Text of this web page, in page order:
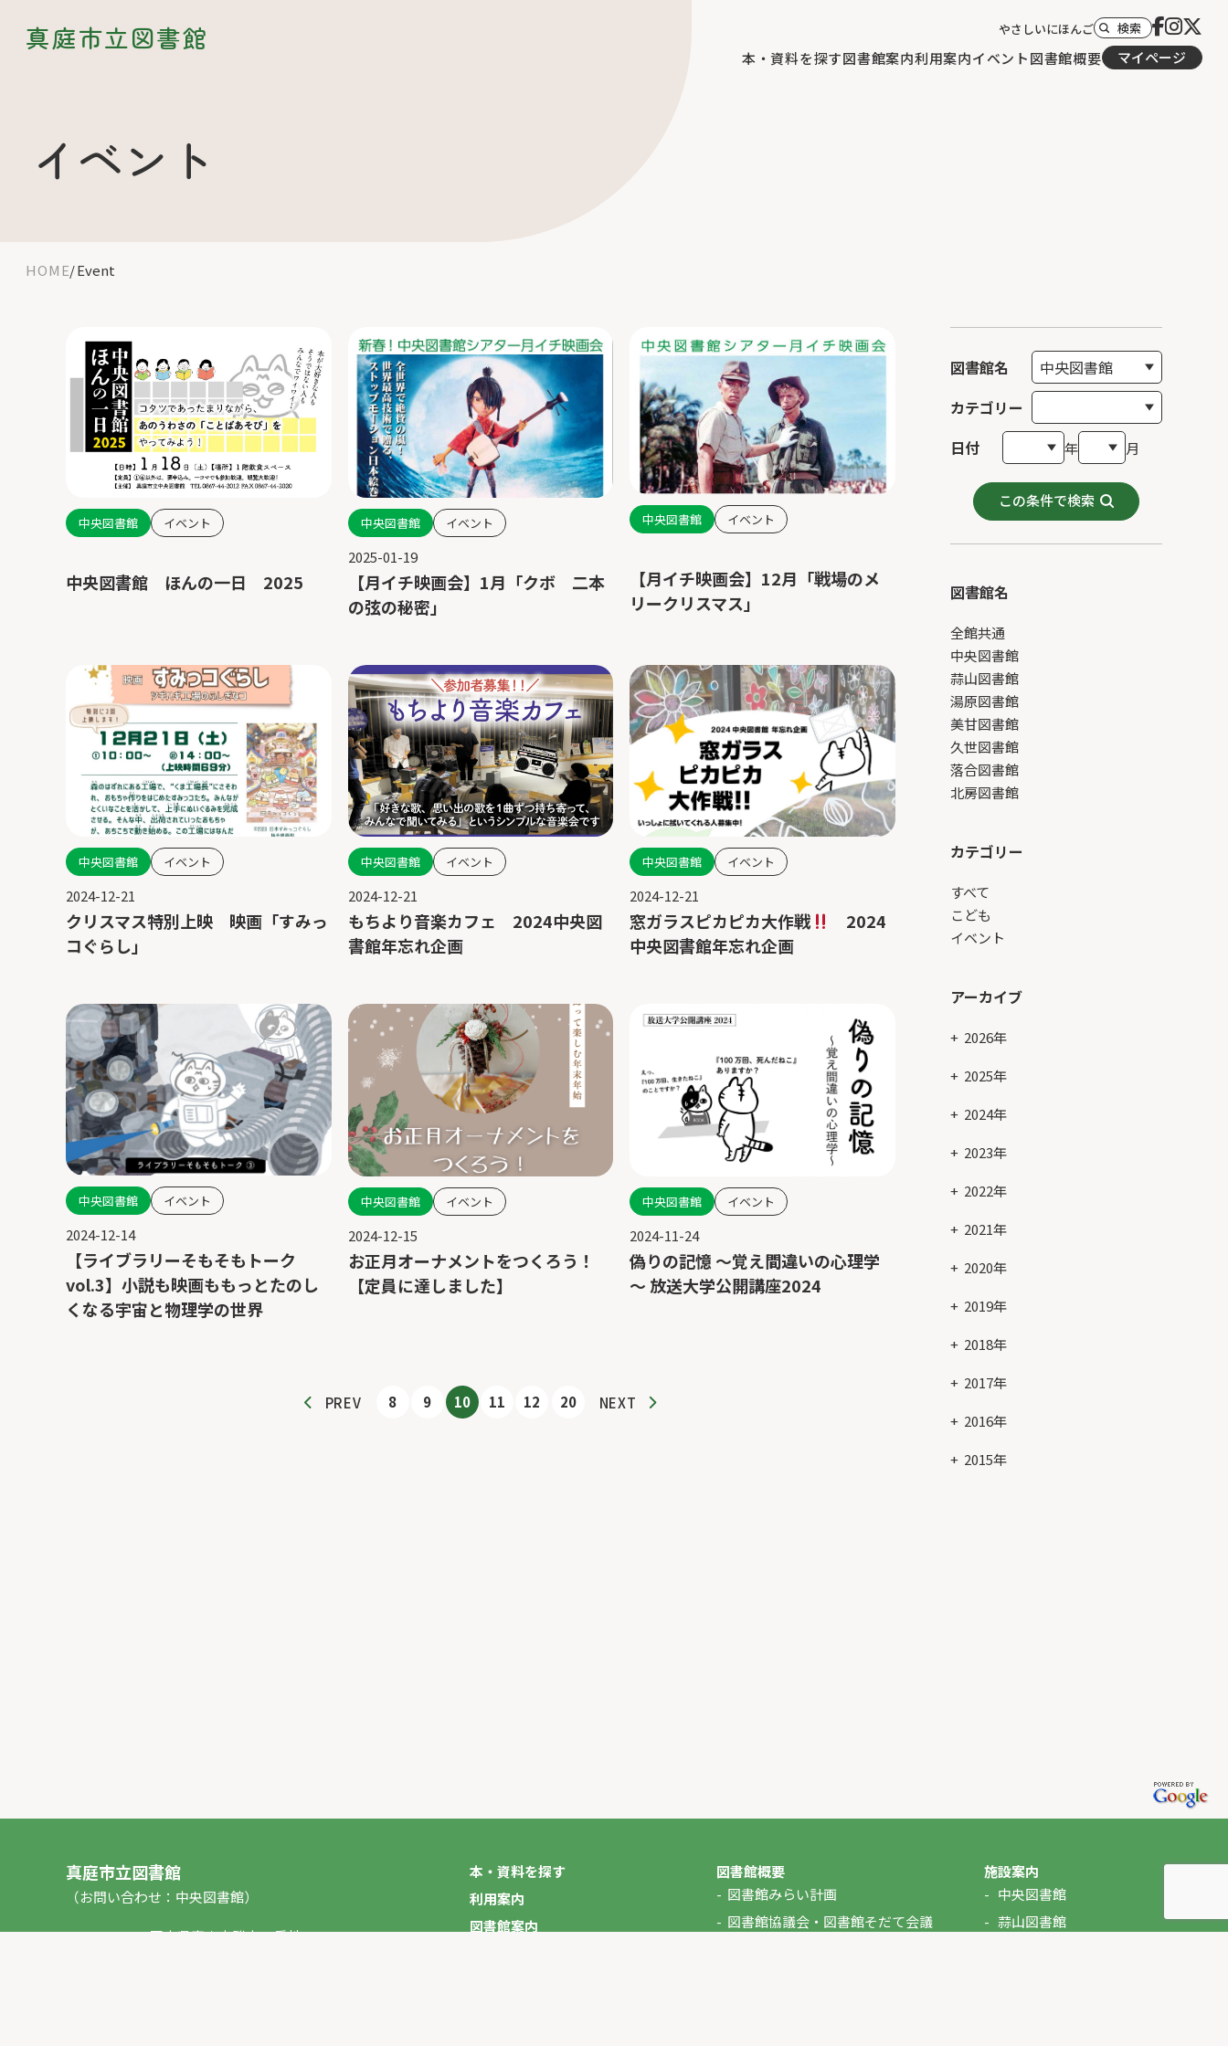
真庭市立図書館
本・資料を探す図書館案内利用案内イベント図書館概要 マイページ
やさしいにほんご 検索
イベント
HOME Event
図書館名
カテゴリー
日付
年 月
この条件で検索
図書館名
全館共通
中央図書館
蒜山図書館
湯原図書館
美甘図書館
久世図書館
落合図書館
北房図書館
カテゴリー
すべて
こども
イベント
アーカイブ
2026年
2025年
2024年
2023年
2022年
2021年
2020年
2019年
2018年
2017年
2016年
2015年
中央図書館 イベント
中央図書館 ほんの一日 2025
中央図書館 イベント
2025-01-19
【月イチ映画会】1月「クボ 二本
の弦の秘密」
中央図書館 イベント
【月イチ映画会】12月「戦場のメ
リークリスマス」
中央図書館 イベント
2024-12-21
クリスマス特別上映 映画「すみっ
コぐらし」
中央図書館 イベント
2024-12-21
もちより音楽カフェ 2024中央図
書館年忘れ企画
中央図書館 イベント
2024-12-21
窓ガラスピカピカ大作戦
2024
中央図書館年忘れ企画
中央図書館 イベント
2024-12-14
【ライブラリーそもそもトーク
vol.3】小説も映画ももっとたのし
くなる宇宙と物理学の世界
中央図書館 イベント
2024-12-15
お正月オーナメントをつくろう！
【定員に達しました】
中央図書館 イベント
2024-11-24
偽りの記憶 ～覚え間違いの心理学
～ 放送大学公開講座2024
PREV 8 9 10 11 12 20 NEXT
真庭市立図書館
（お問い合わせ：中央図書館）
〒717-0013 岡山県真庭市勝山53番地1
本・資料を探す
利用案内
図書館案内
図書館概要
図書館みらい計画
図書館協議会・図書館そだて会議
施設案内
中央図書館
蒜山図書館